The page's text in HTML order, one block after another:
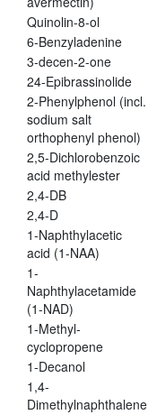
Quinolin-8-ol
6-Benzyladenine
3-decen-2-one
24-Epibrassinolide
2-Phenylphenol (incl.
sodium salt
orthophenyl phenol)
2,5-Dichlorobenzoic
acid methylester
2,4-DB
2,4-D
1-Naphthylacetic
acid (1-NAA)
1-
Naphthylacetamide
(1-NAD)
1-Methyl-
cyclopropene
1-Decanol
1,4-
Dimethylnaphthalene